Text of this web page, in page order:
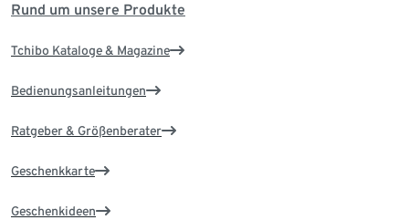
Rund um unsere Produkte
Tchibo Kataloge & Magazine
Bedienungsanleitungen
Ratgeber & Größenberater
Geschenkkarte
Geschenkideen